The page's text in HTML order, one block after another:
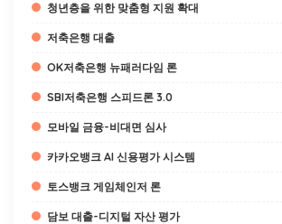
청년층을 위한 맞춤형 지원 확대
저축은행 대출
OK저축은행 뉴패러다임 론
SBI저축은행 스피드론 3.0
모바일 금융-비대면 심사
카카오뱅크 AI 신용평가 시스템
토스뱅크 게임체인저 론
담보 대출-디지털 자산 평가